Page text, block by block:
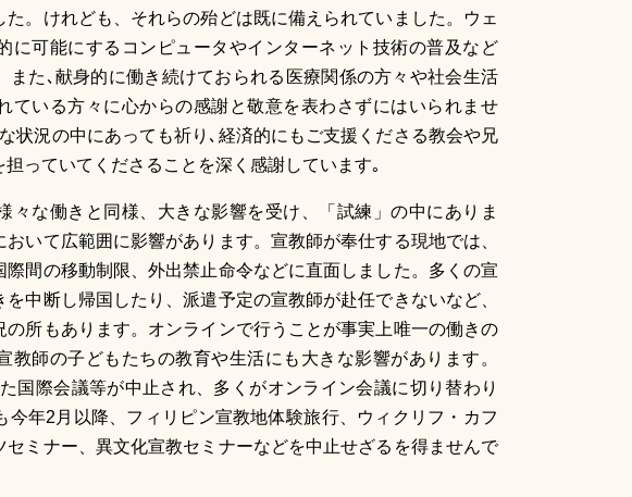
。けれども、それらの殆どは既に備えられていました。ウェ
に可能にするコンピュータやインターネット技術の普及など
また､献身的に働き続けておられる医療関係の方々や社会生活
ている方々に心からの感謝と敬意を表わさずにはいられませ
状況の中にあっても祈り､経済的にもご支援くださる教会や兄
っていてくださることを深く感謝しています｡
な働きと同様、大きな影響を受け、「試練」の中にありま
いて広範囲に影響があります。宣教師が奉仕する現地では、
際間の移動制限、外出禁止命令などに直面しました。多くの宣
中断し帰国したり、派遣予定の宣教師が赴任できないなど、
所もあります。オンラインで行うことが事実上唯一の働きの
教師の子どもたちの教育や生活にも大きな影響があります。
国際会議等が中止され、多くがオンライン会議に切り替わり
今年2月以降、フィリピン宣教地体験旅行、ウィクリフ・カフ
セミナー、異文化宣教セミナーなどを中止せざるを得ませんで